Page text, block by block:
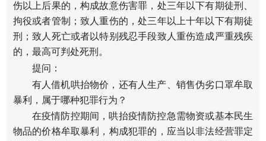
伤以上后果的，构成故意伤害罪，处三年以下有期徒刑、
拘役或者管制；致人重伤的，处三年以上十年以下有期徒
刑；致人死亡或者以特别残忍手段致人重伤造成严重残疾
的，最高可判处死刑。
提问：
有人借机哄抬物价，还有人生产、销售伪劣口罩牟取
暴利，属于哪种犯罪行为？
在疫情防控期间，哄抬疫情防控急需物资或基本民生
物品的价格牟取暴利，构成犯罪的，应当以非法经营罪定